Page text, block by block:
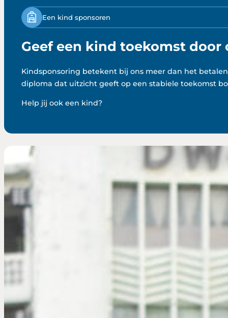
Een kind sponsoren
Geef een kind toekomst door
Kindsponsoring betekent bij ons meer dan het
diploma dat uitzicht geeft op een stabiele toekomst
Help jij ook een kind?